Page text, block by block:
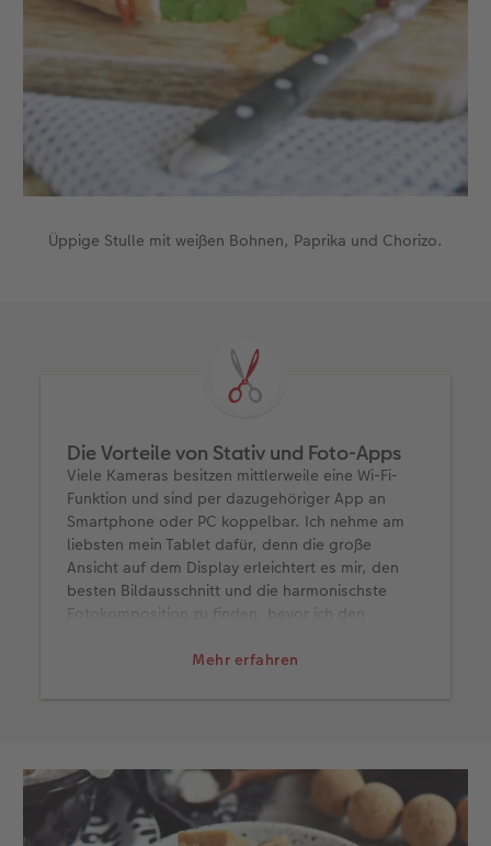
Üppige Stulle mit weißen Bohnen, Paprika und Chorizo.
Mehr erfahren
Die Vorteile von Stativ und Foto-Apps
Viele Kameras besitzen mittlerweile eine Wi-Fi-
Funktion und sind per dazugehöriger App an
Smartphone oder PC koppelbar. Ich nehme am
liebsten mein Tablet dafür, denn die große
Ansicht auf dem Display erleichtert es mir, den
besten Bildausschnitt und die harmonischste
Fotokomposition zu finden, bevor ich den
auch direkt über die App tun und darin sogar den